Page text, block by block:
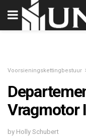
Voorsieningskettingbestuur
Vragmotor
by Holly Schubert